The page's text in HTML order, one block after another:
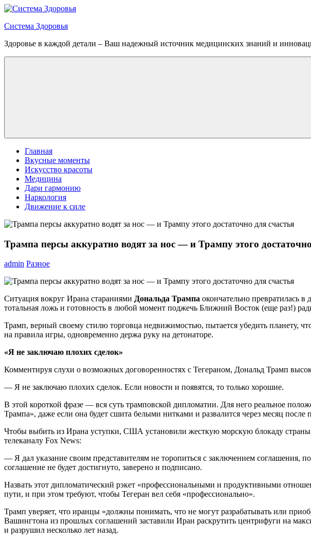
Перейти
содержимому
Система Здоровья
Здоровье в каждой детали – Ваш надежный источник медицинских знаний и
Меню
Главная
Вкусные моменты
Искусство красоты
Медицина
Дари гармонию
Наркология
Движение к силе
Трампа персы аккуратно водят за нос — и Трампу этого
admin Разное
Ситуация вокруг Ирана стараниями Дональда Трампа окончательно превратилась
тотальная ложь и готовность в любой момент поджечь Ближний Восток (еще раз!)
Трамп, верный своему стилю торговца недвижимостью, пытается убедить планету,
на правила игры, одновременно держа руку на детонаторе.
«Я не заключаю плохих сделок»
Комментируя слухи о возможных договоренностях с Тегераном, Дональд Трамп
— Я не заключаю плохих сделок. Если новости и появятся, то только хорошие.
В этой короткой фразе — вся суть трамповской дипломатии. Для него реальное
Трампа», даже если она будет сшита белыми нитками и развалится через месяц после
Чтобы выбить из Ирана уступки, США установили жесткую морскую блокаду
телеканалу Fox News:
— Я дал указание своим представителям не торопиться с заключением соглашения,
соглашение не будет достигнуто, заверено и подписано.
Назвать этот дипломатический рэкет «профессиональными и продуктивными
пути, и при этом требуют, чтобы Тегеран вел себя «профессионально».
Трамп уверяет, что иранцы «должны понимать, что не могут разрабатывать или
Вашингтона из прошлых соглашений заставили Иран раскрутить центрифуги на
и разрушил несколько лет назад.